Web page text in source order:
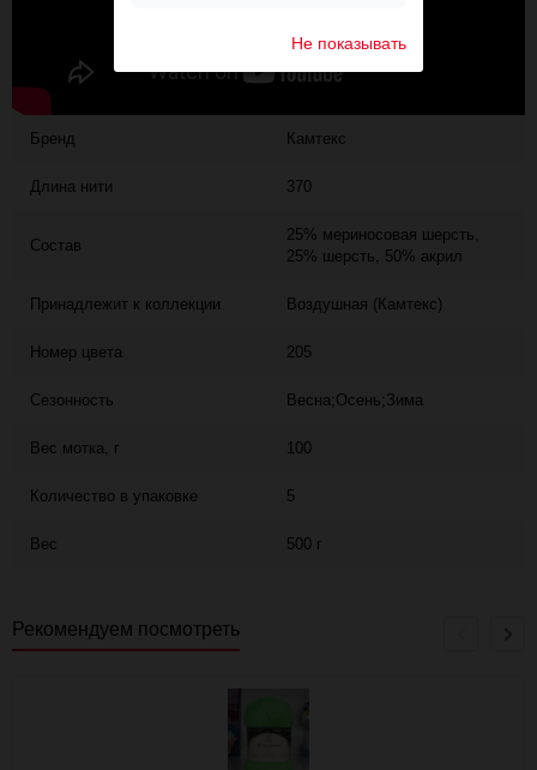
Бренд Камтекс
Длина нити 370
Состав
25% мериносовая шерсть,
25% шерсть, 50% акрил
Принадлежит к коллекции Воздушная (Камтекс)
Номер цвета 205
Сезонность Весна;Осень;Зима
Вес мотка, г 100
Количество в упаковке 5
Вес 500 г
Рекомендуем посмотреть
Не показывать